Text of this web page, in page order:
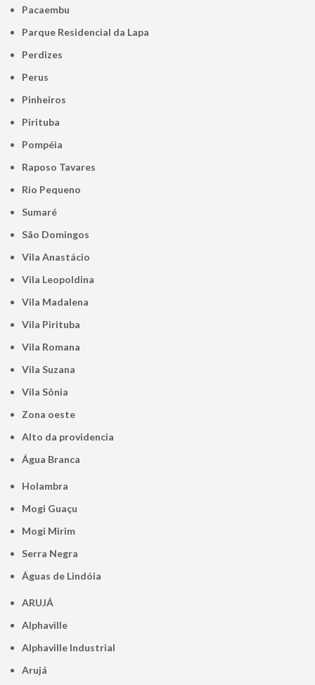
Pacaembu
Parque Residencial da Lapa
Perdizes
Perus
Pinheiros
Pirituba
Pompéia
Raposo Tavares
Rio Pequeno
Sumaré
São Domingos
Vila Anastácio
Vila Leopoldina
Vila Madalena
Vila Pirituba
Vila Romana
Vila Suzana
Vila Sônia
Zona oeste
alto da providencia
Água Branca
Holambra
Mogi Guaçu
Mogi Mirim
Serra Negra
Águas de Lindóia
ARUJÁ
Alphaville
Alphaville Industrial
Arujá